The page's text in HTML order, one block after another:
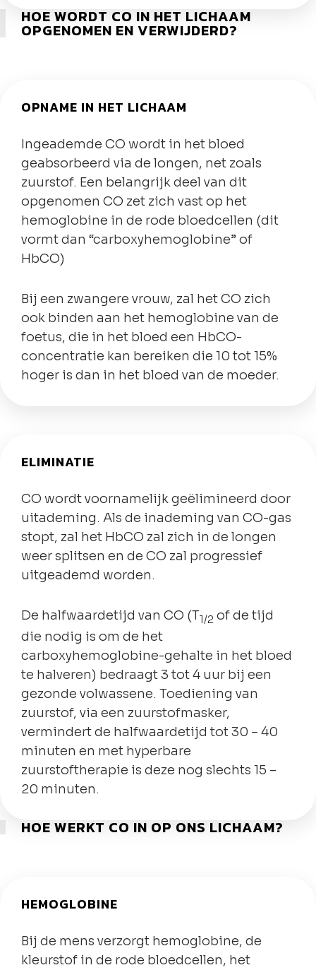
HOE WORDT CO IN HET LICHAAM
OPGENOMEN EN VERWIJDERD?
OPNAME IN HET LICHAAM
Ingeademde CO wordt in het bloed
geabsorbeerd via de longen, net zoals
zuurstof. Een belangrijk deel van dit
opgenomen CO zet zich vast op het
hemoglobine in de rode bloedcellen (dit
vormt dan “carboxyhemoglobine” of
HbCO)
Bij een zwangere vrouw, zal het CO zich
ook binden aan het hemoglobine van de
foetus, die in het bloed een HbCO-
concentratie kan bereiken die 10 tot 15%
hoger is dan in het bloed van de moeder.
ELIMINATIE
CO wordt voornamelijk geëlimineerd door
uitademing. Als de inademing van CO-gas
stopt, zal het HbCO zal zich in de longen
weer splitsen en de CO zal progressief
uitgeademd worden.
De halfwaardetijd van CO (T1/2 of de tijd
die nodig is om de het
carboxyhemoglobine-gehalte in het bloed
te halveren) bedraagt 3 tot 4 uur bij een
gezonde volwassene. Toediening van
zuurstof, via een zuurstofmasker,
vermindert de halfwaardetijd tot 30 – 40
minuten en met hyperbare
zuurstoftherapie is deze nog slechts 15 –
20 minuten.
HOE WERKT CO IN OP ONS LICHAAM?
HEMOGLOBINE
Bij de mens verzorgt hemoglobine, de
kleurstof in de rode bloedcellen, het